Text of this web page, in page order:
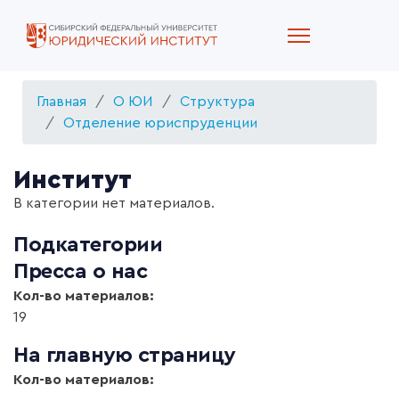
Главная О ЮИ
Структура
Отделение юриспруденции
Институт
В категории нет материалов.
Подкатегории
Пресса о нас
Кол-во материалов:
19
На главную страницу
Кол-во материалов: